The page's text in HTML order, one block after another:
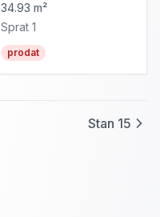
34.93 m²
Sprat 1
prodat
Stan 15